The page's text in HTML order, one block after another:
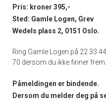
Pris: kroner 395,-
Sted: Gamle Logen, Grev
Wedels plass 2, 0151 Oslo.
Ring Gamle Logen på 22 33 44
70 dersom du ikke finner frem.
Påmeldingen er bindende.
Dersom du melder deg på